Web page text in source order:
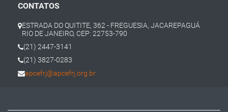
CONTATOS
ESTRADA DO QUITITE, 362 - FREGUESIA, JACAREPAGUÁ
RIO DE JANEIRO, CEP: 22753-790
(21) 2447-3141
(21) 3827-0283
apcefrj@apcefrj.org.br